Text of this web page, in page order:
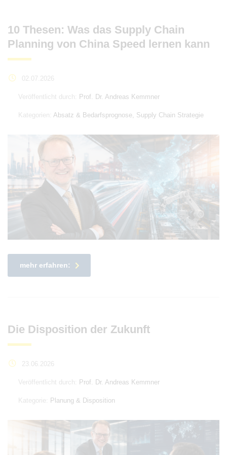
10 Thesen: Was das Supply Chain
Planning von China Speed lernen kann
02.07.2026
Veröffentlicht durch: Prof. Dr. Andreas Kemmner
Kategorien: Absatz & Bedarfsprognose, Supply Chain Strategie
mehr erfahren:
Die Disposition der Zukunft
23.06.2026
Veröffentlicht durch: Prof. Dr. Andreas Kemmner
Kategorie: Planung & Disposition